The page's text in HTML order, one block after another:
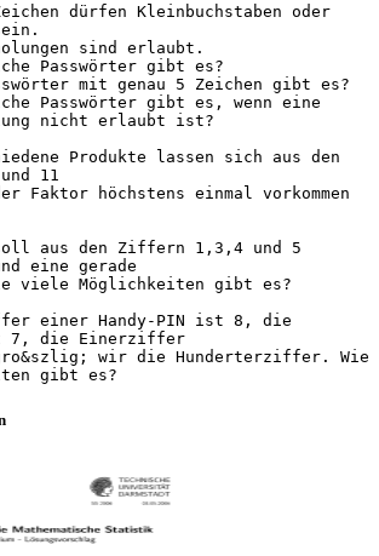
dürfen Kleinbuchstaben oder
sind erlaubt.
Passwörter gibt es?
mit genau 5 Zeichen gibt es?
Passwörter gibt es, wenn eine
nicht erlaubt ist?
Produkte lassen sich aus den
11
Faktor höchstens einmal vorkommen
soll aus den Ziffern 1,3,4 und 5
eine gerade
viele Möglichkeiten gibt es?
einer Handy-PIN ist 8, die
7, die Einerziffer
wir die Hunderterziffer. Wie